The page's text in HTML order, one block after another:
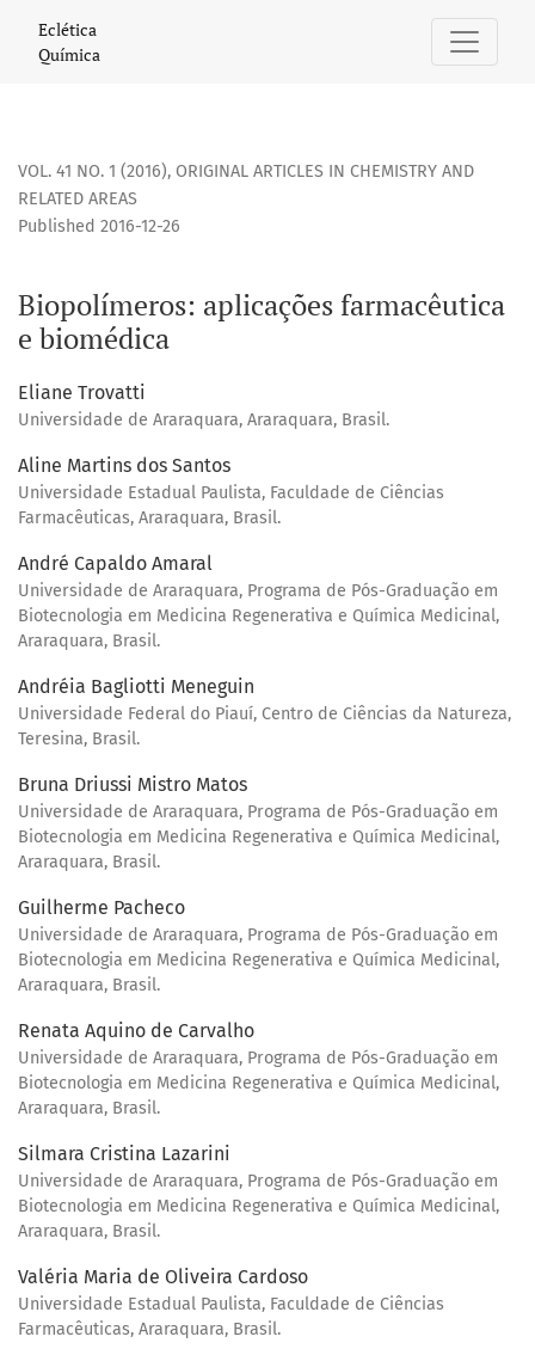
Biopolímeros: aplicações farmacêutica e biomédica
Eclética
Química
VOL. 41 NO. 1 (2016), ORIGINAL ARTICLES IN CHEMISTRY AND
RELATED AREAS
Biopolímeros: aplicações farmacêutica
e biomédica
Published 2016-12-26
Eliane Trovatti
Universidade de Araraquara, Araraquara, Brasil.
Aline Martins dos Santos
Universidade Estadual Paulista, Faculdade de Ciências
Farmacêuticas, Araraquara, Brasil.
André Capaldo Amaral
Universidade de Araraquara, Programa de Pós-Graduação em
Biotecnologia em Medicina Regenerativa e Química Medicinal,
Araraquara, Brasil.
Andréia Bagliotti Meneguin
Universidade Federal do Piauí, Centro de Ciências da Natureza,
Teresina, Brasil.
Bruna Driussi Mistro Matos
Universidade de Araraquara, Programa de Pós-Graduação em
Biotecnologia em Medicina Regenerativa e Química Medicinal,
Araraquara, Brasil.
Guilherme Pacheco
Universidade de Araraquara, Programa de Pós-Graduação em
Biotecnologia em Medicina Regenerativa e Química Medicinal,
Araraquara, Brasil.
Renata Aquino de Carvalho
Universidade de Araraquara, Programa de Pós-Graduação em
Biotecnologia em Medicina Regenerativa e Química Medicinal,
Araraquara, Brasil.
Silmara Cristina Lazarini
Universidade de Araraquara, Programa de Pós-Graduação em
Biotecnologia em Medicina Regenerativa e Química Medicinal,
Araraquara, Brasil.
Valéria Maria de Oliveira Cardoso
Universidade Estadual Paulista, Faculdade de Ciências
Farmacêuticas, Araraquara, Brasil.